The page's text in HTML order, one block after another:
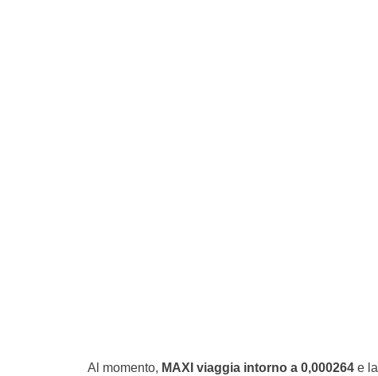
Al momento, MAXI viaggia intorno a 0,000264e la